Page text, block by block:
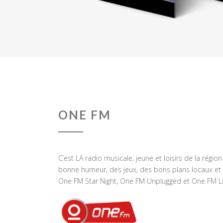
ONE FM
C’est LA radio musicale, jeune et loisirs de la
bonne humeur, des jeux, des bons plans locaux
One FM Star Night, One FM Unplugged et One FM